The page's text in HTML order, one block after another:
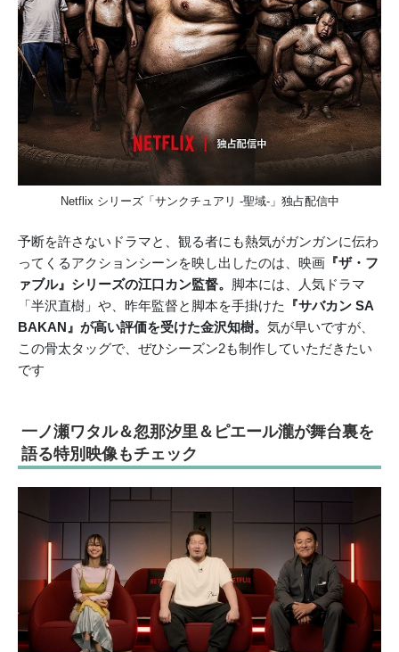
Netflix シリーズ「サンクチュアリ -聖域-」独占配信中
予断を許さないドラマと、観る者にも熱気がガンガンに伝わ
ってくるアクションシーンを映し出したのは、映画 『ザ・フ
ァブル』シリーズの江口カン監督。 脚本には、人気ドラマ
「半沢直樹」や、昨年監督と脚本を手掛けた
『サバカン SA
BAKAN』が高い評価を受けた金沢知樹。 気が早いですが、
この骨太タッグで、ぜひシーズン2も制作していただきたい
です
一ノ瀬ワタル＆忽那汐里＆ピエール瀧が舞台裏を
語る特別映像もチェック